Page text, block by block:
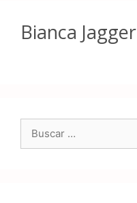
Bianca Jagger